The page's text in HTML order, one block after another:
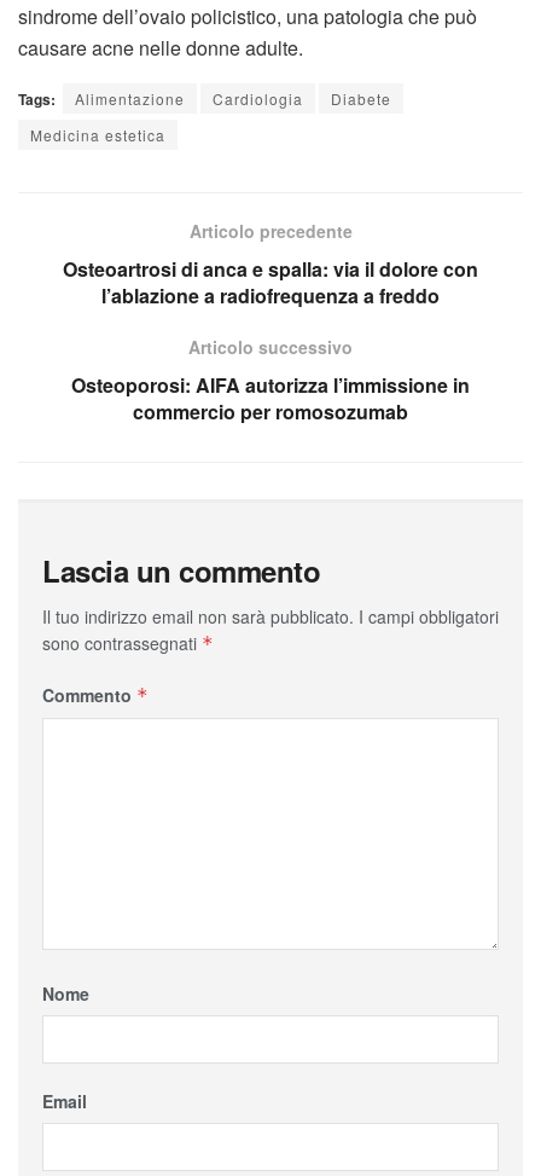
sindrome dell’ovaio policistico, una patologia che può
causare acne nelle donne adulte.
Tags: Alimentazione Cardiologia
Diabete
Medicina estetica
Articolo precedente
Osteoartrosi di anca e spalla: via il dolore con
l’ablazione a radiofrequenza a freddo
Articolo successivo
Osteoporosi: AIFA autorizza l’immissione in
commercio per romosozumab
Lascia un commento
Il tuo indirizzo email non sarà pubblicato. I campi obbligatori
sono contrassegnati *
Commento *
Nome
Email